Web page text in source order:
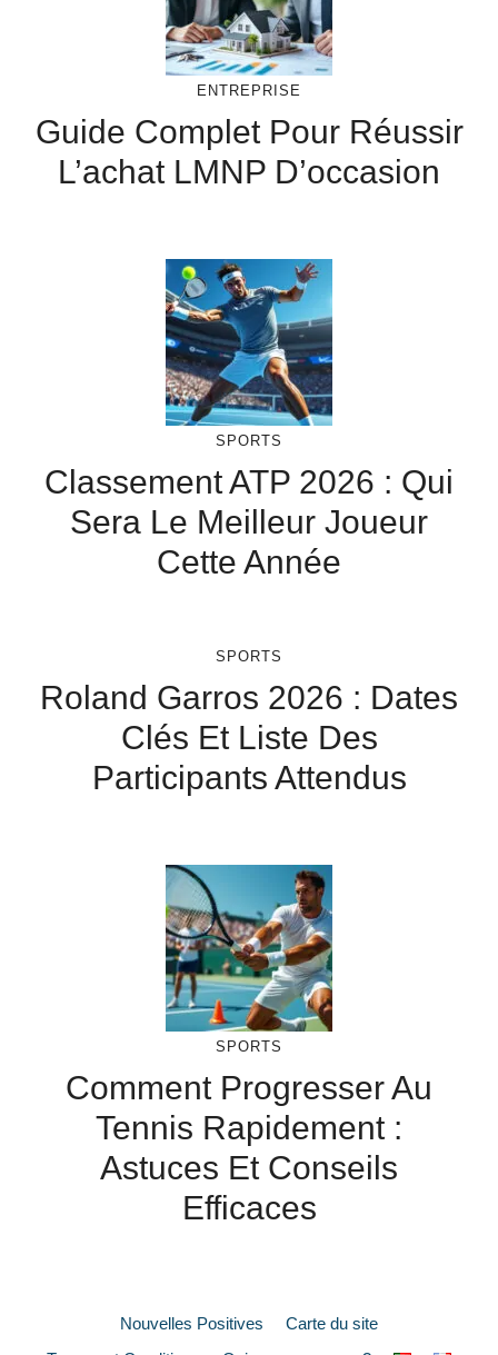
ENTREPRISE
Guide Complet Pour Réussir
L’achat LMNP D’occasion
SPORTS
Classement ATP 2026 : Qui
Sera Le Meilleur Joueur
Cette Année
SPORTS
Roland Garros 2026 : Dates
Clés Et Liste Des
Participants Attendus
SPORTS
Comment Progresser Au
Tennis Rapidement :
Astuces Et Conseils
Efficaces
Nouvelles Positives
Carte du site